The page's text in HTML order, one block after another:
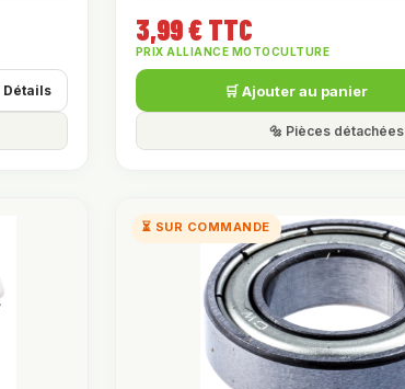
Détails
3,99 € TTC
PRIX ALLIANCE MOTOCULTURE
🛒 Ajouter au panier
🔩 Pièces détachées
⏳ SUR COMMANDE